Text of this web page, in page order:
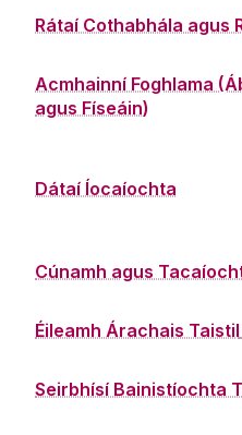
Rátaí Cothabhála agus
Acmhainní Foghlama
agus Físeáin)
Dátaí Íocaíochta
Cúnamh agus
Éileamh Árachais Taistil
Seirbhísí Bainistíochta